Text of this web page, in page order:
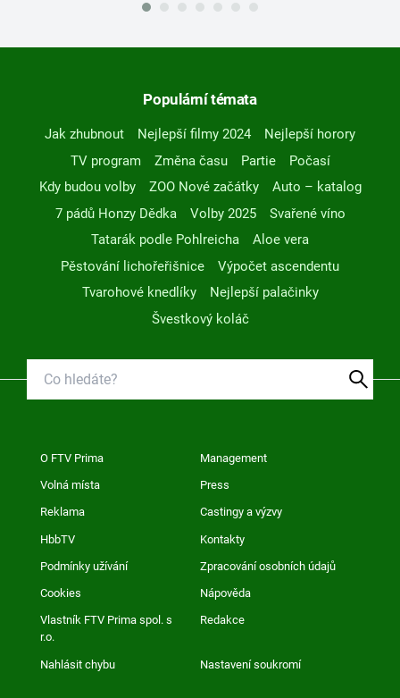
Populární témata
Jak zhubnout Nejlepší filmy 2024
Nejlepší horory
TV program
Změna času Partie
Počasí
Kdy budou volby
ZOO Nové začátky
Auto – katalog
7 pádů Honzy Dědka
Volby 2025
Svařené víno
Tatarák podle Pohlreicha
Aloe vera
Pěstování lichořeřišnice
Výpočet ascendentu
Tvarohové knedlíky
Nejlepší palačinky
Švestkový koláč
O FTV Prima Management
Volná místa Press
Reklama Castingy a výzvy
HbbTV Kontakty
Podmínky užívání Zpracování osobních údajů
Cookies Nápověda
Vlastník FTV Prima spol. s
r.o.
Redakce
Nahlásit chybu Nastavení soukromí